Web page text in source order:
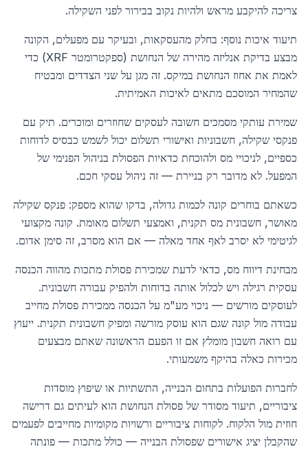
צריכה להיקבע מראש ולהיות נקוב בבירור לפני השקילה.
תיעוד איכות נוסף: בחלק מהעסקאות, ובעיקר עם מפעלים, הקונה
מבצע בדיקת אנליזה מהירה של הנחושת (ספקטרומטר XRF) כדי
לאמת את אחוז הנחושת במיקס. זה מגן על שני הצדדים ומבטיח
שהמחיר המוסכם מתאים לאיכות האמיתית.
שמירת עותקי מסמכים חשובה לעסקים שחוזרים ומוכרים. תיק עם
פנקסי שקילה, חשבוניות ואישורי תשלום יכול לשמש כבסיס לדוחות
כספיים, לניכויי מס ולהוכחת כדאיות הפסולת בניהול הפנימי של
המפעל. לא מדובר רק בניירת — זה ניהול עסקי חכם.
כשאתם בוחרים קונה לכמות גדולה, בדקו שהוא מספק: פנקס שקילה
מאושר, חשבונית מס תקנית, ואמצעי תשלום מאומת. קונה מקצועי
לגיטימי לא יסרב לאף אחד מאלה — אם הוא מסרב, זה סימן אדום.
מבחינת דיווח מס, כדאי לדעת שמכירת פסולת מתכות מהווה הכנסה
עסקית רגילה ויש לכלול אותה בדוחות ולהפיק עבורה חשבונית.
לעוסקים מורשים — ניכוי מע"מ על הכנסה ממכירת פסולת מחייב
עבודה מול קונה שגם הוא עוסק מורשה ומפיק חשבונית תקנית. ייעוץ
עם רואה חשבון מומלץ אם זו הפעם הראשונה שאתם מבצעים
מכירות כאלה בהיקף משמעותי.
לחברות הפועלות בתחום הבנייה, התשתיות או שיפוץ מוסדות
ציבוריים, תיעוד מסודר של פסולת הנחושת הוא לעיתים גם דרישה
חוזית מול הלקוח. לקוחות ציבוריים ורשויות מקומיות מחייבים לפעמים
שהקבלן יציג אישורים שפסולת הבנייה — כולל מתכות — פונתה